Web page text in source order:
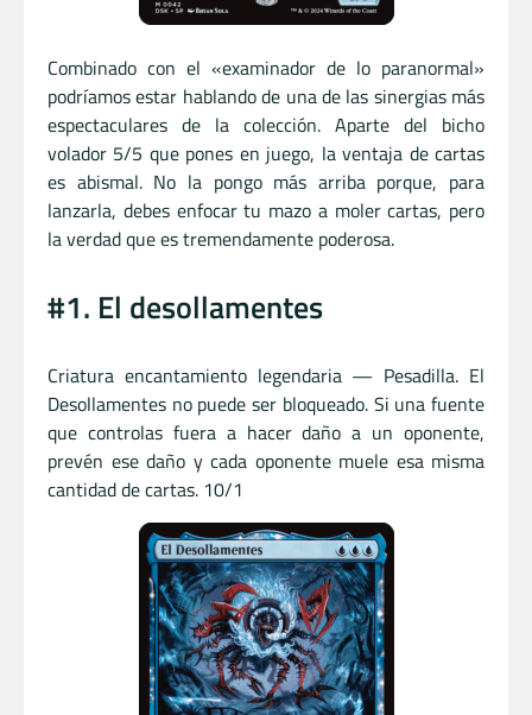
Combinado con el «examinador de lo paranormal»
podríamos estar hablando de una de las sinergias más
espectaculares de la colección. Aparte del bicho
volador 5/5 que pones en juego, la ventaja de cartas
es abismal. No la pongo más arriba porque, para
lanzarla, debes enfocar tu mazo a moler cartas, pero
la verdad que es tremendamente poderosa.
#1. El desollamentes
Criatura encantamiento legendaria — Pesadilla. El
Desollamentes no puede ser bloqueado. Si una fuente
que controlas fuera a hacer daño a un oponente,
prevén ese daño y cada oponente muele esa misma
cantidad de cartas. 10/1